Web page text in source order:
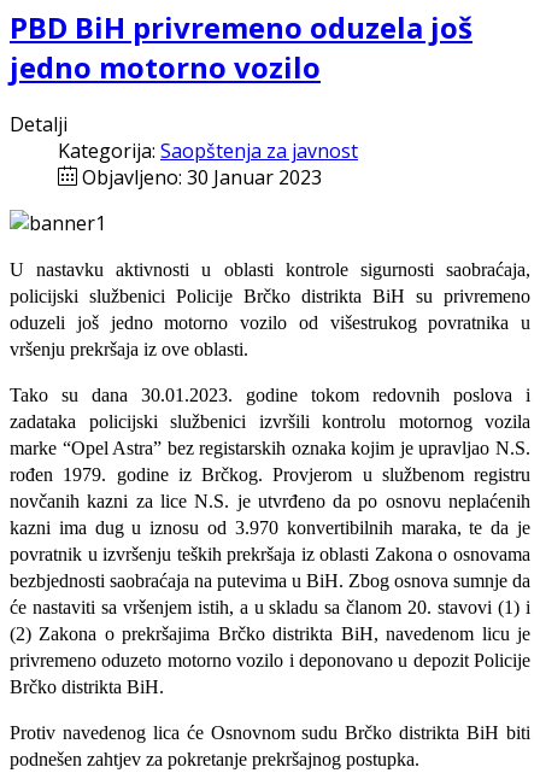
PBD BiH privremeno oduzela još
jedno motorno vozilo
Detalji
Kategorija: Saopštenja za javnost
Objavljeno: 30 Januar 2023
U nastavku aktivnosti u oblasti kontrole sigurnosti saobraćaja,
policijski službenici Policije Brčko distrikta BiH su privremeno
oduzeli još jedno motorno vozilo od višestrukog povratnika u
vršenju prekršaja iz ove oblasti.
Tako su dana 30.01.2023. godine tokom redovnih poslova i
zadataka policijski službenici izvršili kontrolu motornog vozila
marke “Opel Astra” bez registarskih oznaka kojim je upravljao N.S.
rođen 1979. godine iz Brčkog. Provjerom u službenom registru
novčanih kazni za lice N.S. je utvrđeno da po osnovu neplaćenih
kazni ima dug u iznosu od 3.970 konvertibilnih maraka, te da je
povratnik u izvršenju teških prekršaja iz oblasti Zakona o osnovama
bezbjednosti saobraćaja na putevima u BiH. Zbog osnova sumnje da
će nastaviti sa vršenjem istih, a u skladu sa članom 20. stavovi (1) i
(2) Zakona o prekršajima Brčko distrikta BiH, navedenom licu je
privremeno oduzeto motorno vozilo i deponovano u depozit Policije
Brčko distrikta BiH.
Protiv navedenog lica će Osnovnom sudu Brčko distrikta BiH biti
podnešen zahtjev za pokretanje prekršajnog postupka.